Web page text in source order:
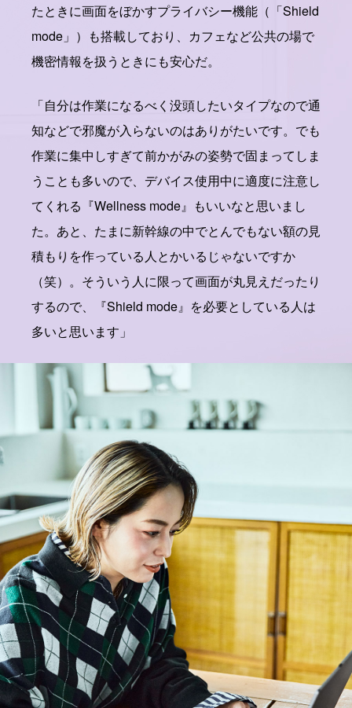
たときに画面をぼかすプライバシー機能（「Shield
mode」）も搭載しており、カフェなど公共の場で
機密情報を扱うときにも安心だ。
「自分は作業になるべく没頭したいタイプなので通
知などで邪魔が入らないのはありがたいです。でも
作業に集中しすぎて前かがみの姿勢で固まってしま
うことも多いので、デバイス使用中に適度に注意し
てくれる『Wellness mode』もいいなと思いまし
た。あと、たまに新幹線の中でとんでもない額の見
積もりを作っている人とかいるじゃないですか
（笑）。そういう人に限って画面が丸見えだったり
するので、『Shield mode』を必要としている人は
多いと思います」